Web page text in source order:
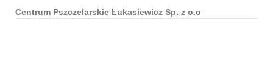
Centrum Pszczelarskie Łukasiewicz Sp. z o.o